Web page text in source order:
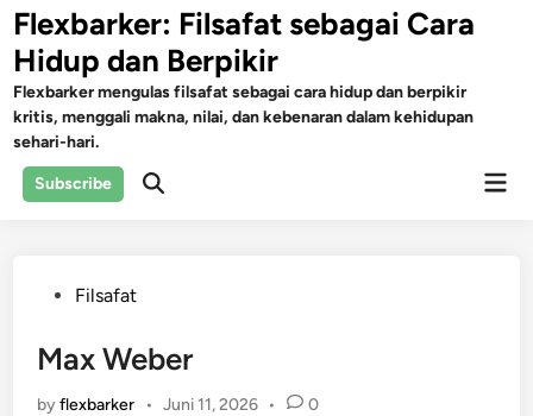
Skip
to
content
Flexbarker: Filsafat sebagai Cara
Hidup dan Berpikir
Flexbarker mengulas filsafat sebagai cara hidup dan berpikir
kritis, menggali makna, nilai, dan kebenaran dalam kehidupan
sehari-hari.
Subscribe
Open
PostedFilsafat
Max Weber
byflexbarker • Juni 11, 2026 • 0